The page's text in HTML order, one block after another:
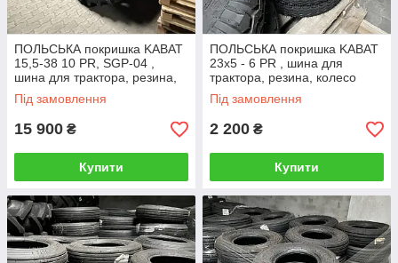
ПОЛЬСЬКА покришка KABAT
15,5-38 10 PR, SGP-04 ,
шина для трактора, резина,
колесо
Під замовлення
15 900 ₴
Купити
ПОЛЬСЬКА покришка KABAT
23х5 - 6 PR , шина для
трактора, резина, колесо
Під замовлення
2 200 ₴
Купити